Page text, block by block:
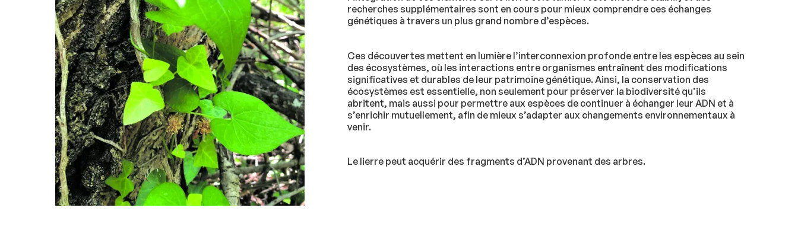
recherches supplémentaires sont en cours pour mieux comprendre ces échanges
génétiques à travers un plus grand nombre d’espèces.
Ces découvertes mettent en lumière l’interconnexion profonde entre les espèces au sein
des écosystèmes, où les interactions entre organismes entraînent des modifications
significatives et durables de leur patrimoine génétique. Ainsi, la conservation des
écosystèmes est essentielle, non seulement pour préserver la biodiversité qu’ils
abritent, mais aussi pour permettre aux espèces de continuer à échanger leur ADN et à
s’enrichir mutuellement, afin de mieux s’adapter aux changements environnementaux à
venir.
Le lierre peut acquérir des fragments d’ADN provenant des arbres.